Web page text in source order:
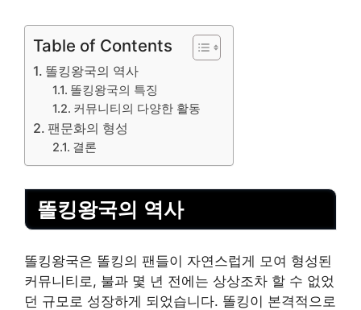
Table of Contents
똘킹왕국의 역사
똘킹왕국의 특징
커뮤니티의 다양한 활동
팬문화의 형성
결론
똘킹왕국의 역사
똘킹왕국은 똘킹의 팬들이 자연스럽게 모여 형성된
커뮤니티로, 불과 몇 년 전에는 상상조차 할 수 없었
던 규모로 성장하게 되었습니다. 똘킹이 본격적으로